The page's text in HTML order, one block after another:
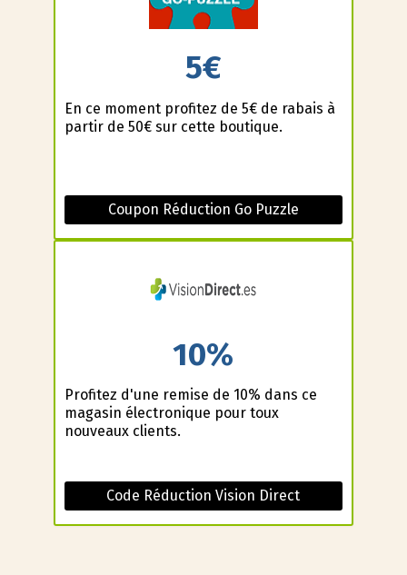
5€
En ce moment profitez de 5€ de rabais à
partir de 50€ sur cette boutique.
Coupon Réduction Go Puzzle
10%
Profitez d'une remise de 10% dans ce
magasin électronique pour toux
nouveaux clients.
Code Réduction Vision Direct